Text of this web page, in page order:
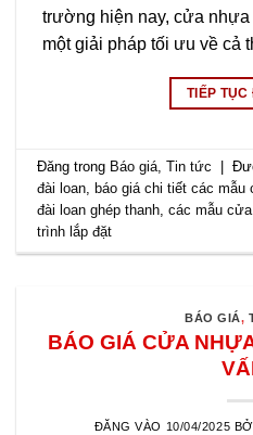
trường hiện nay, cửa
một giải pháp tối ưu về cả
TIẾP TỤC
Đăng trong Báo giá,Tin tức
đài loan, báo giá chi tiết các mẫu
đài loan ghép thanh,các mẫu
trình lắp đặt
BÁO GIÁ,
BÁO GIÁ CỬA
ĐĂNG VÀO 10/04/2025 BỞI